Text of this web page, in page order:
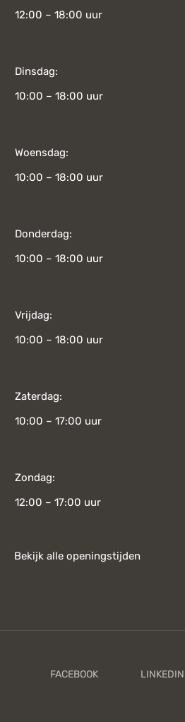
12:00 – 18:00 uur
Dinsdag:
10:00 – 18:00 uur
Woensdag:
10:00 – 18:00 uur
Donderdag:
10:00 – 18:00 uur
Vrijdag:
10:00 – 18:00 uur
Zaterdag:
10:00 – 17:00 uur
Zondag:
12:00 – 17:00 uur
Bekijk alle openingstijden